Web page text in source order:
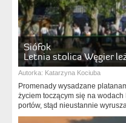
Siófok
Letnia stolica Węgier
Autorka: Katarzyna Kociuba
Promenady wysadzane
życiem toczącym się na
portów, stąd nieustannie